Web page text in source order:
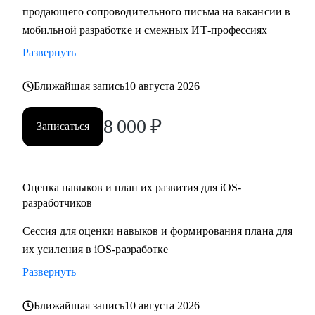
• Составить резюме и сопроводительное письма,
подготовиться к собеседованию и разобрать тестовые
задания
близких к реальным
• Изучить основные инструменты или углубить знания в
мобильной работке под iOS
• Разобраться с разными подходами к разработке
как их применять
Кому могу помочь:
• Juinior и Middle мобильным разработчикам (iOS, Android)
• Любым IT-специалистам, кто хочет перейти на
• IT-лидам, кто недавно стал руководителем, и Project-
продающего сопроводительного письма на вакансии в
мобильной разработке и смежных ИТ-профессиях
Развернуть
Ближайшая запись10 августа 2026
Записаться 8 000 ₽
Оценка навыков и план их развития для iOS-
разработчиков
Сессия для оценки навыков и формирования плана для
их усиления в iOS-разработке
Развернуть
Ближайшая запись10 августа 2026